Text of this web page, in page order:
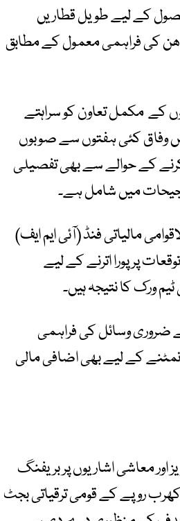
کے لیے طویل قطاریں
کی فراہمی معمول کے مطابق
کے مکمل تعاون کو سراہتے
وفاق کئی ہفتوں سے صوبوں
کے حوالے سے بھی تفصیلی
میں شامل ہے۔
مالیاتی فنڈ (آئی ایم ایف)
پر پورا اترنے کے لیے
ورک کا نتیجہ ہیں۔
ضروری وسائل کی فراہمی
کے لیے بھی اضافی مالی
اور معاشی اشاریوں پر بریفنگ
ہوئے بتایا کہ این ای سی نے آئندہ مالی سال کے لیے 3.66 کھرب روپے کے قومی ترقیاتی بجٹ